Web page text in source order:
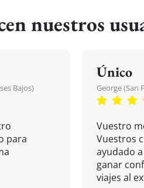
nuestros
Bajos)
para
Único
George (San
Vuestro
Vuestros
ayudado
ganar
viajes al